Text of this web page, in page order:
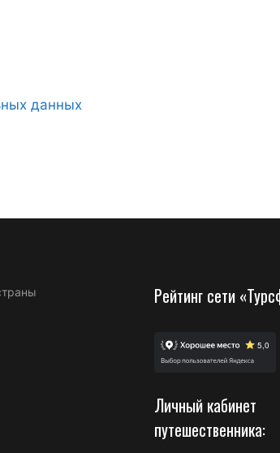
данных
Рейтинг сети
Личный кабинет
путешественника: